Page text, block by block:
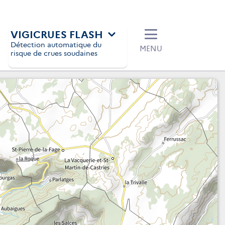
VIGICRUES FLASH
Détection automatique du
risque de crues soudaines
MENU